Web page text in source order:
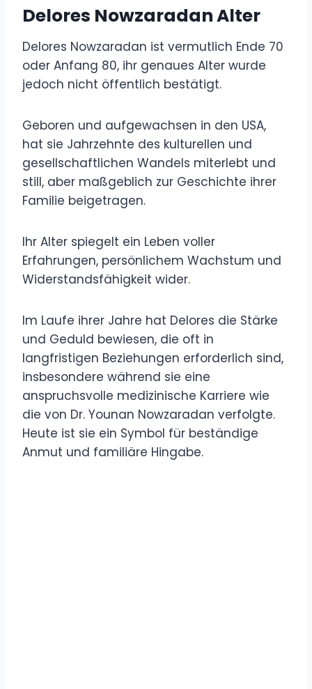
Delores Nowzaradan Alter
Delores Nowzaradan ist vermutlich Ende 70
oder Anfang 80, ihr genaues Alter wurde
jedoch nicht öffentlich bestätigt.
Geboren und aufgewachsen in den USA,
hat sie Jahrzehnte des kulturellen und
gesellschaftlichen Wandels miterlebt und
still, aber maßgeblich zur Geschichte ihrer
Familie beigetragen.
Ihr Alter spiegelt ein Leben voller
Erfahrungen, persönlichem Wachstum und
Widerstandsfähigkeit wider.
Im Laufe ihrer Jahre hat Delores die Stärke
und Geduld bewiesen, die oft in
langfristigen Beziehungen erforderlich sind,
insbesondere während sie eine
anspruchsvolle medizinische Karriere wie
die von Dr. Younan Nowzaradan verfolgte.
Heute ist sie ein Symbol für beständige
Anmut und familiäre Hingabe.